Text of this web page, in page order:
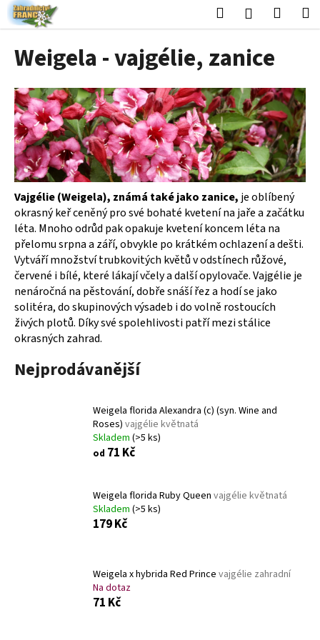
Přejít
na
obsah
HledatPřihlášení
Weigela - vajgélie, zanice
Vajgélie (Weigela), známá také jako zanice, je oblíbený
okrasný keř ceněný pro své bohaté kvetení na jaře a začátku
léta. Mnoho odrůd pak opakuje kvetení koncem léta na
přelomu srpna a září, obvykle po krátkém ochlazení a dešti.
Vytváří množství trubkovitých květů v odstínech růžové,
červené i bílé, které lákají včely a další opylovače. Vajgélie je
nenáročná na pěstování, dobře snáší řez a hodí se jako
solitéra, do skupinových výsadeb i do volně rostoucích
živých plotů. Díky své spolehlivosti patří mezi stálice
okrasných zahrad.
Nejprodávanější
Weigela florida Alexandra (c) (syn. Wine and
Roses) vajgélie květnatá
Skladem (>5 ks)
od 71 Kč
Weigela florida Ruby Queen vajgélie květnatá
Skladem (>5 ks)
179 Kč
Weigela x hybrida Red Prince vajgélie zahradní
Na dotaz
71 Kč
K
o
o
p
o
t
ř
e
b
u
j
e
t
e
n
a
í